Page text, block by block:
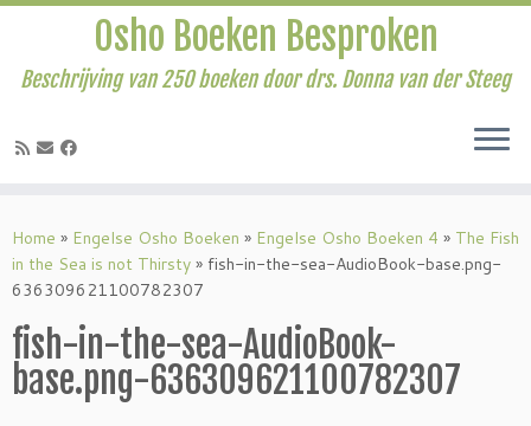
naar
inhoud
Osho Boeken Besproken
Beschrijving van 250 boeken door drs. Donna van der Steeg
Home » Engelse Osho Boeken » Engelse Osho Boeken 4 » The Fish
in the Sea is not Thirsty » fish-in-the-sea-AudioBook-base.png-
636309621100782307
fish-in-the-sea-AudioBook-
base.png-636309621100782307